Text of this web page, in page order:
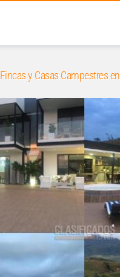
Fincas y Casas Campestres